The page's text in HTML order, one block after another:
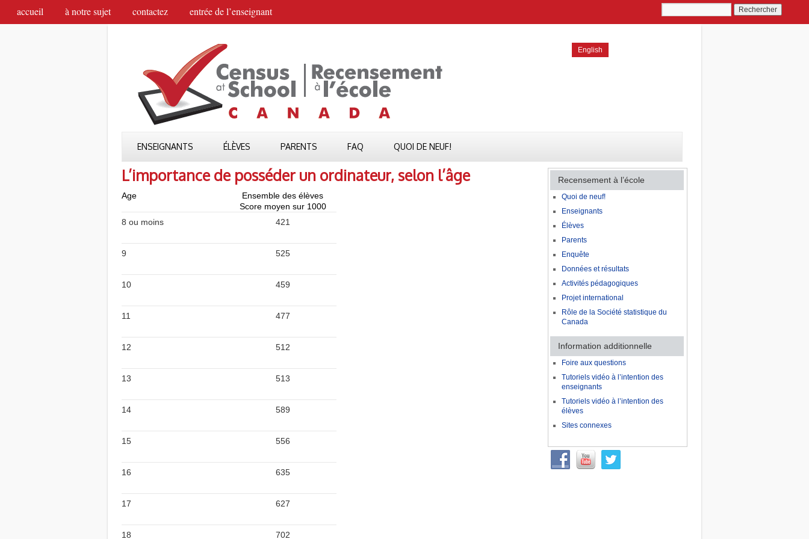
accueil à notre sujet contactez entrée de l’enseignant
English
ENSEIGNANTS ÉLÈVES PARENTS FAQ QUOI DE NEUF!
L’importance de posséder un ordinateur, selon l’âge
Age
Ensemble des élèves
Score moyen sur 1000
8 ou moins
421
9 525
10 459
11 477
12 512
13 513
14 589
15 556
16 635
17 627
18 702
Recensement à l’école
Quoi de neuf!
Enseignants
Élèves
Parents
Enquête
Données et résultats
Activités pédagogiques
Projet international
Rôle de la Société statistique du
Canada
Information additionnelle
Foire aux questions
Tutoriels vidéo à l’intention des
enseignants
Tutoriels vidéo à l’intention des
élèves
Sites connexes